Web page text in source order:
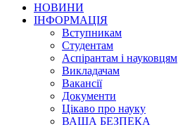
НОВИНИ
ІНФОРМАЦІЯ
Вступникам
Студентам
Аспірантам і науковцям
Викладачам
Вакансії
Документи
Цікаво про науку
ВАША БЕЗПЕКА